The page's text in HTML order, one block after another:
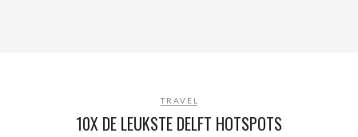
TRAVEL
10X DE LEUKSTE DELFT HOTSPOTS